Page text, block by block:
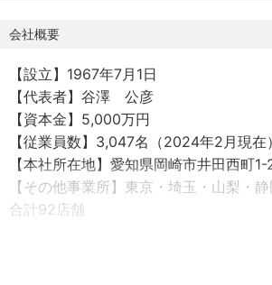
【人材育成の考え方】
呼ばれる独自の教育制度を設けています
「ポータブルスキル」「ヒューマンスキ
スキル」「チェーンストア経営システム
的な学びを通じ、幅広い分野で専門性
育成しています。
さらには、アメリカ・ロサンゼルスで
察セミナーを実施し、世界最先端の店舗
ることができます。
【待遇・福利厚生】
・通勤手当：有
・寮社宅：ワンルーム（家電家具付き）
・引越手当：全額支給
・社会保険完備（健康保険、厚生年金保
災保険）
・退職金制度：会社規定に従って支給
会社概要
【設立】1967年7月1日
【代表者】谷澤 公彦
【資本金】5,000万円
【従業員数】3,047名（2024年2月現
【本社所在地】愛知県岡崎市井田西町1-
【その他事業所】東京・埼玉・山梨・
合計92店舗